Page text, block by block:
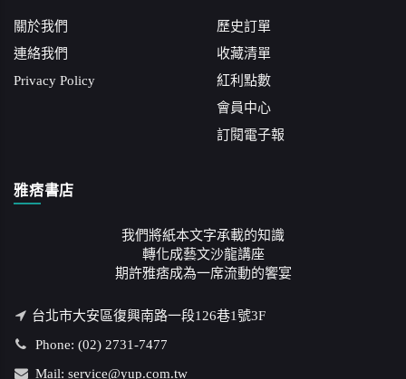
關於我們
連絡我們
Privacy Policy
歷史訂單
收藏清單
紅利點數
會員中心
訂閱電子報
雅痞書店
我們將紙本文字承載的知識
轉化成藝文沙龍講座
期許雅痞成為一席流動的饗宴
台北市大安區復興南路一段126巷1號3F
Phone: (02) 2731-7477
Mail: service@yup.com.tw